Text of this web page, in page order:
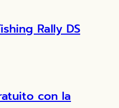
Rally DS
con la